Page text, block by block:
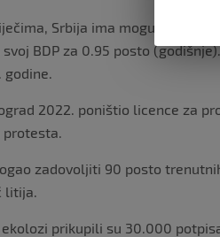
Srbija ima mogućnost da
BDP za 0.95 posto
godine.
2022. poništio licence za
protesta.
zadovoljiti 90 posto
litija.
ekolozi prikupili su 30.000